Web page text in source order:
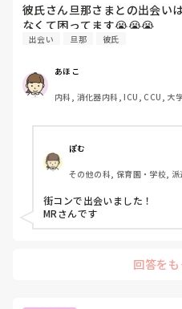
彼氏さん旦那さまとの出会い
なくて困ってます😭😭😭
出会い 旦那 彼氏
あほこ
内科, 消化器内科, ICU, CCU, 大
ぽむ
その他の科, 保育園・学校, 派
街コンで出会いました！
MRさんです
回答を